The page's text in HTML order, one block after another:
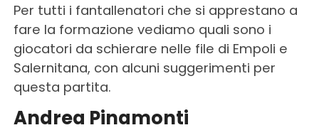
Per tutti i fantallenatori che si apprestano a
fare la formazione vediamo quali sono i
giocatori da schierare nelle file di Empoli e
Salernitana, con alcuni suggerimenti per
questa partita.
Andrea Pinamonti